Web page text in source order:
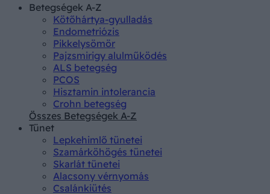
Betegségek A-Z
Kötőhártya-gyulladás
Endometriózis
Pikkelysömör
Pajzsmirigy alulműködés
ALS betegség
PCOS
Hisztamin intolerancia
Crohn betegség
Összes Betegségek A-Z
Tünet
Lepkehimlő tünetei
Szamárköhögés tünetei
Skarlát tünetei
Alacsony vérnyomás
Csalánkiütés